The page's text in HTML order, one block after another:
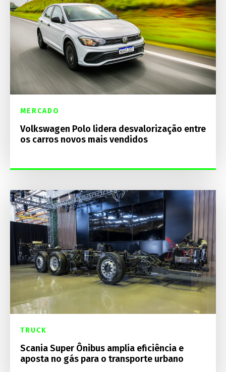
MERCADO
Volkswagen Polo lidera desvalorização entre
os carros novos mais vendidos
TRUCK
Scania Super Ônibus amplia eficiência e
aposta no gás para o transporte urbano